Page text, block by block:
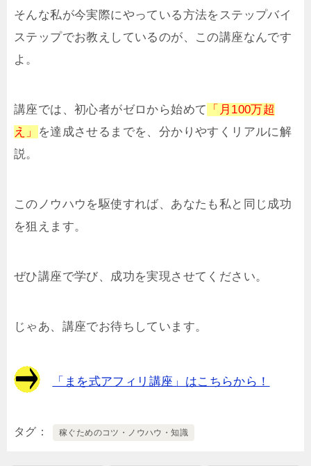
そんな私が今実際にやっている方法をステップバイ
ステップでお教えしているのが、この講座なんです
よ。
講座では、初心者がゼロから始めて
「月100万超
え」
を達成させるまでを、分かりやすくリアルに解
説。
このノウハウを駆使すれば、あなたも私と同じ成功
を狙えます。
ぜひ講座で学び、成功を実現させてください。
じゃあ、講座でお待ちしています。
「まを式アフィリ講座」はこちらから！
タグ 稼ぐためのコツ・ノウハウ・知識